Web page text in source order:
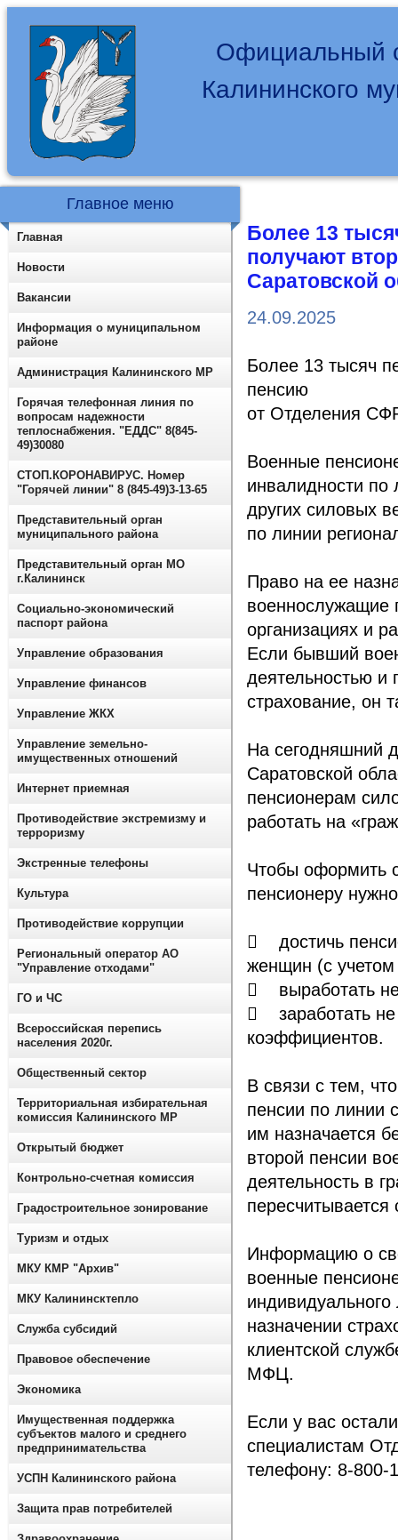
Официальный
Калининского
Более 13
получают
Саратовской
24.09.2025
Более 13 тысяч
пенсию
от Отделения
Военные
инвалидности
других силовых
по линии
Право на ее
военнослужащие
организациях и
Если бывший
деятельностью и
страхование, он
На сегодняшний
Саратовской
пенсионерам
работать на
Чтобы оформить
пенсионеру
 достичь
женщин (с учетом
 выработать
 заработать не
коэффициентов.
В связи с тем,
пенсии по линии
им назначается
второй пенсии
деятельность в
пересчитывается
Информацию о
военные
индивидуального
назначении
клиентской
МФЦ.
Если у вас
специалистам
телефону: 8-800-
Главное меню
Главная
Новости
Вакансии
Информация о муниципальном
районе
Администрация Калининского МР
Горячая телефонная линия по
вопросам надежности
теплоснабжения. "ЕДДС" 8(845-
49)30080
СТОП.КОРОНАВИРУС. Номер
"Горячей линии" 8 (845-49)3-13-65
Представительный орган
муниципального района
Представительный орган МО
г.Калининск
Социально-экономический
паспорт района
Управление образования
Управление финансов
Управление ЖКХ
Управление земельно-
имущественных отношений
Интернет приемная
Противодействие экстремизму и
терроризму
Экстренные телефоны
Культура
Противодействие коррупции
Региональный оператор АО
"Управление отходами"
ГО и ЧС
Всероссийская перепись
населения 2020г.
Общественный сектор
Территориальная избирательная
комиссия Калининского МР
Открытый бюджет
Контрольно-счетная комиссия
Градостроительное зонирование
Туризм и отдых
МКУ КМР "Архив"
МКУ Калининсктепло
Служба субсидий
Правовое обеспечение
Экономика
Имущественная поддержка
субъектов малого и среднего
предпринимательства
УСПН Калининского района
Защита прав потребителей